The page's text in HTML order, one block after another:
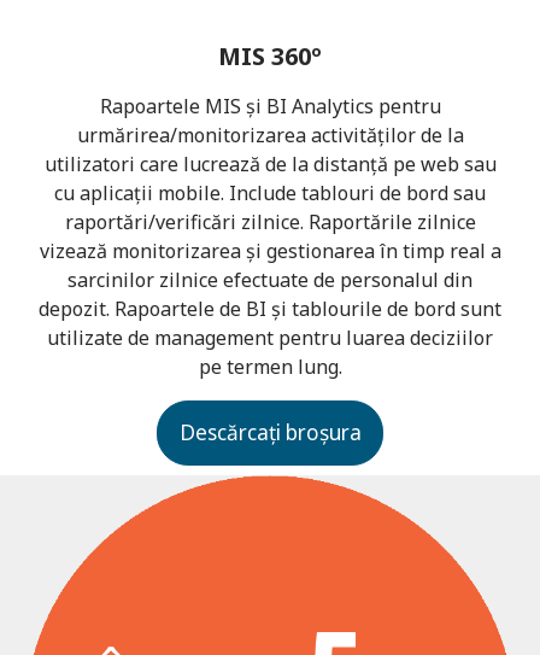
MIS 360º
Rapoartele MIS și BI Analytics pentru
urmărirea/monitorizarea activităților de la
utilizatori care lucrează de la distanță pe web sau
cu aplicații mobile. Include tablouri de bord sau
raportări/verificări zilnice. Raportările zilnice
vizează monitorizarea și gestionarea în timp real a
sarcinilor zilnice efectuate de personalul din
depozit. Rapoartele de BI și tablourile de bord sunt
utilizate de management pentru luarea deciziilor
pe termen lung.
Descărcați broșura